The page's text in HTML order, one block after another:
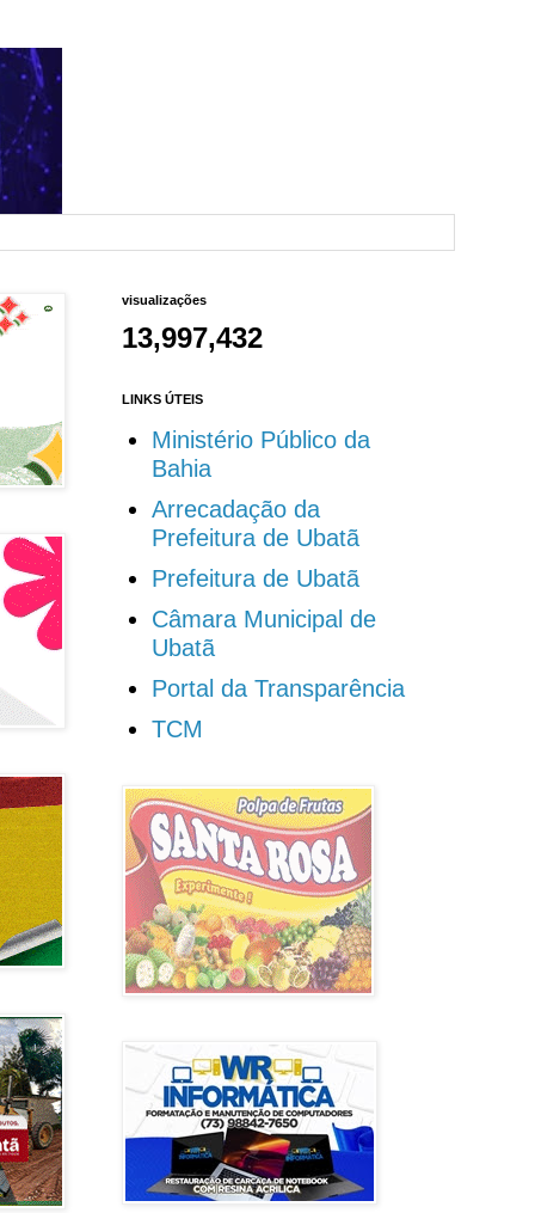
visualizações
13,997,432
LINKS ÚTEIS
Ministério Público da
Bahia
Arrecadação da
Prefeitura de Ubatã
Prefeitura de Ubatã
Câmara Municipal de
Ubatã
Portal da Transparência
TCM